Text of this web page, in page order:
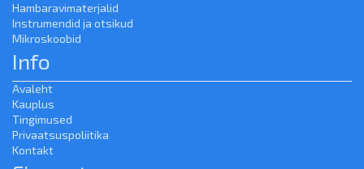
Hambaravimaterjalid
Instrumendid ja otsikud
Mikroskoobid
Info
Avaleht
Kauplus
Tingimused
Privaatsuspoliitika
Kontakt